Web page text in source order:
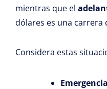
mientras que el
dólares es una carrera
Considera estas